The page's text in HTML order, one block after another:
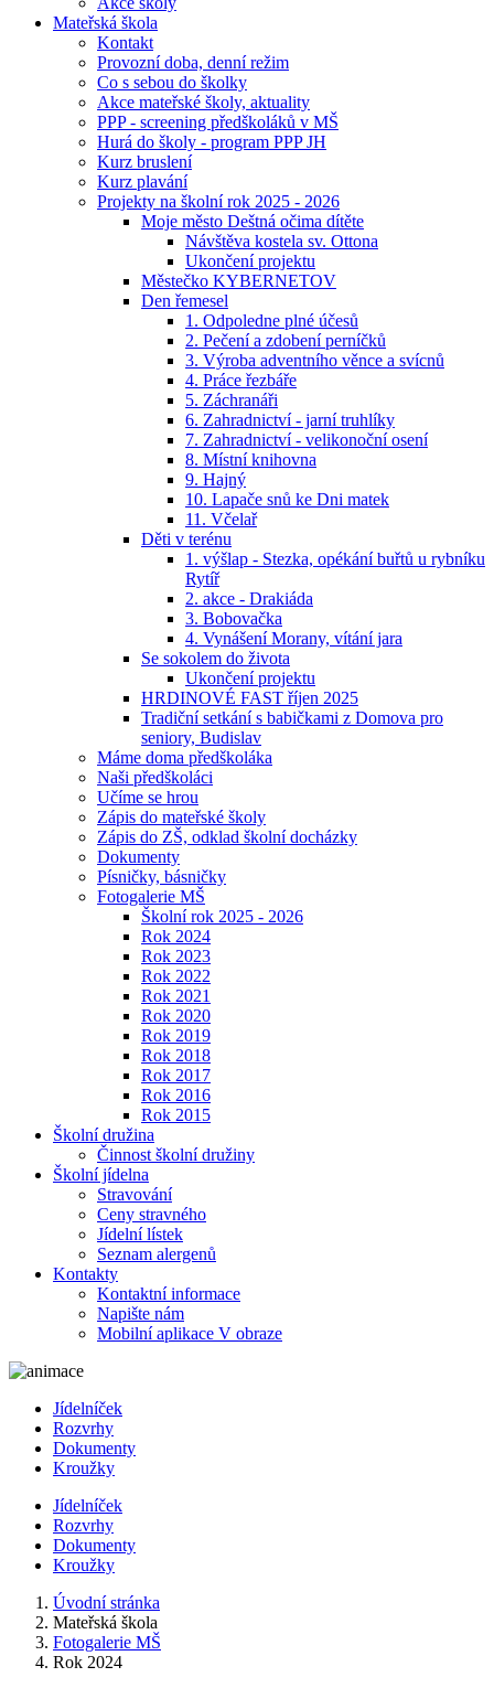
Mateřská škola
Kontakt
Provozní doba, denní režim
Co s sebou do školky
Akce mateřské školy, aktuality
PPP - screening předškoláků v MŠ
Hurá do školy - program PPP JH
Kurz bruslení
Kurz plavání
Projekty na školní rok 2025 - 2026
Moje město Deštná očima dítěte
Návštěva kostela sv. Ottona
Ukončení projektu
Městečko KYBERNETOV
Den řemesel
1. Odpoledne plné účesů
2. Pečení a zdobení perníčků
3. Výroba adventního věnce a svícnů
4. Práce řezbáře
5. Záchranáři
6. Zahradnictví - jarní truhlíky
7. Zahradnictví - velikonoční osení
8. Místní knihovna
9. Hajný
10. Lapače snů ke Dni matek
11. Včelař
Děti v terénu
1. výšlap - Stezka, opékání buřtů u rybníku
Rytíř
2. akce - Drakiáda
3. Bobovačka
4. Vynášení Morany, vítání jara
Se sokolem do života
Ukončení projektu
HRDINOVÉ FAST říjen 2025
Tradiční setkání s babičkami z Domova pro
seniory, Budislav
Máme doma předškoláka
Naši předškoláci
Učíme se hrou
Zápis do mateřské školy
Zápis do ZŠ, odklad školní docházky
Dokumenty
Písničky, básničky
Fotogalerie MŠ
Školní rok 2025 - 2026
Rok 2024
Rok 2023
Rok 2022
Rok 2021
Rok 2020
Rok 2019
Rok 2018
Rok 2017
Rok 2016
Rok 2015
Školní družina
Činnost školní družiny
Školní jídelna
Stravování
Ceny stravného
Jídelní lístek
Seznam alergenů
Kontakty
Kontaktní informace
Napište nám
Mobilní aplikace V obraze
Jídelníček
Rozvrhy
Dokumenty
Kroužky
Jídelníček
Rozvrhy
Dokumenty
Kroužky
Úvodní stránka
Mateřská škola
Fotogalerie MŠ
Rok 2024